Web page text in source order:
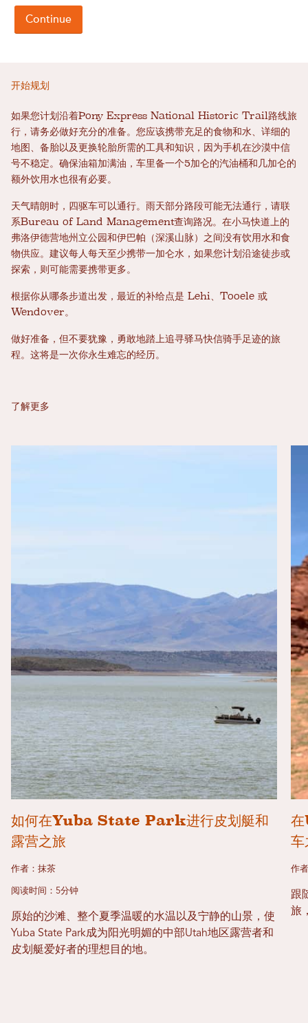
开始规划
如果您计划沿着Pony Express National Historic Trail路线旅
行，请务必做好充分的准备。您应该携带充足的食物和水、详细的
地图、备胎以及更换轮胎所需的工具和知识，因为手机在沙漠中信
号不稳定。确保油箱加满油，车里备一个5加仑的汽油桶和几加仑的
额外饮用水也很有必要。
天气晴朗时，四驱车可以通行。雨天部分路段可能无法通行，请联
系Bureau of Land Management查询路况。在小马快道上的
弗洛伊德营地州立公园和伊巴帕（深溪山脉）之间没有饮用水和食
物供应。建议每人每天至少携带一加仑水，如果您计划沿途徒步或
探索，则可能需要携带更多。
根据你从哪条步道出发，最近的补给点是 Lehi、Tooele 或
Wendover。
做好准备，但不要犹豫，勇敢地踏上追寻驿马快信骑手足迹的旅
程。这将是一次你永生难忘的经历。
了解更多
如何在Yuba State Park进行皮划艇和
露营之旅
作者：抹茶
阅读时间：5分钟
原始的沙滩、整个夏季温暖的水温以及宁静的山景，使
Yuba State Park成为阳光明媚的中部Utah地区露营者和
皮划艇爱好者的理想目的地。
车
作
跟
旅